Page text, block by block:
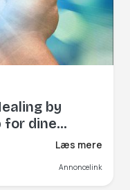
by
for dine
Læs mere
Annoncelink